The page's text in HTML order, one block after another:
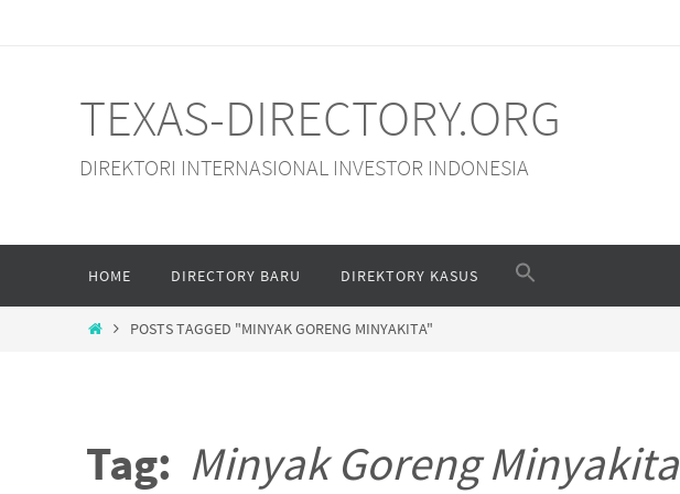
TEXAS-DIRECTORY.ORG
DIREKTORI INTERNASIONAL INVESTOR INDONESIA
content
HOME DIRECTORY BARU DIREKTORY KASUS
HOMEPOSTS TAGGED "MINYAK GORENG MINYAKITA"
Tag: Minyak Goreng Minyakita